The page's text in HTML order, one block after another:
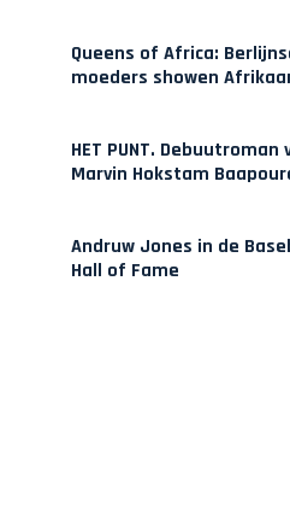
Queens of Africa:
moeders showen
HET PUNT. Debuutroman
Marvin Hokstam
Andruw Jones in de
Hall of Fame